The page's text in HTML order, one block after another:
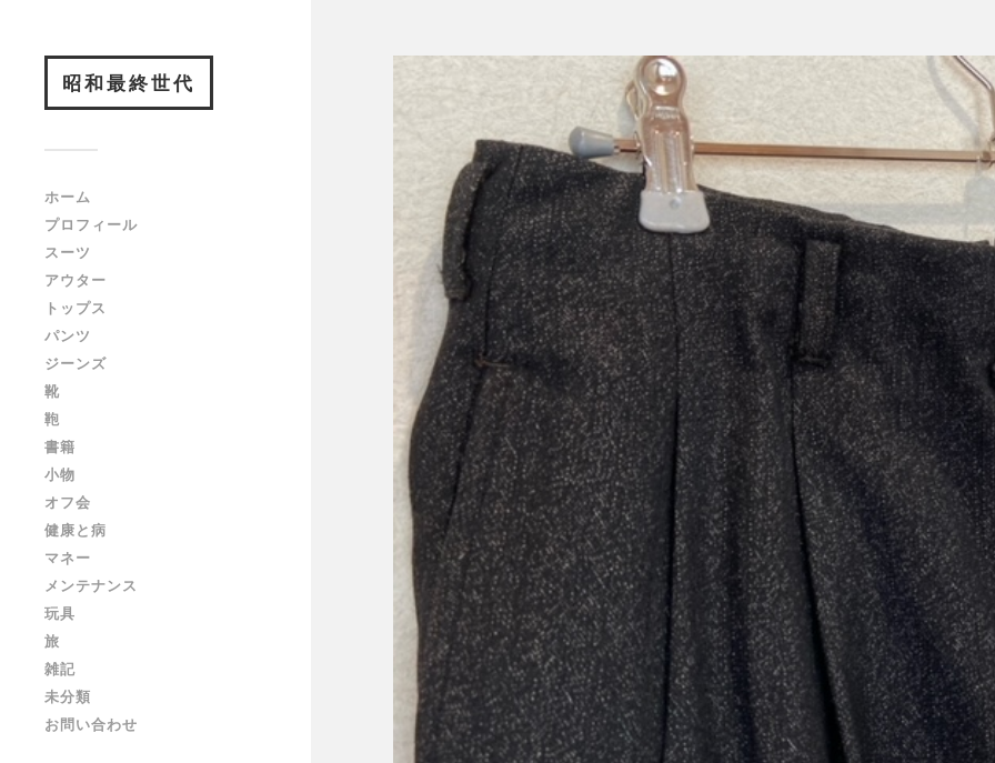
昭和最終世代
ホーム
プロフィール
スーツ
アウター
トップス
パンツ
ジーンズ
靴
鞄
書籍
小物
オフ会
健康と病
マネー
メンテナンス
玩具
旅
雑記
未分類
お問い合わせ